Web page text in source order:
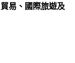
貿易、國際旅遊及